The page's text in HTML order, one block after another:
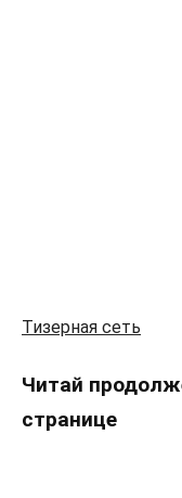
Тизерная сеть
Читай
странице